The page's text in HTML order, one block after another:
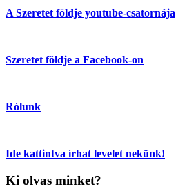
A Szeretet földje youtube-csatornája
Szeretet földje a Facebook-on
Rólunk
Ide kattintva írhat levelet nekünk!
Ki olvas minket?